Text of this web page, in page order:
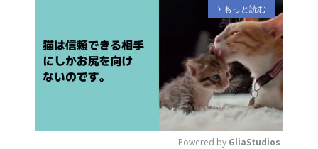
arrow_forward_ios もっと読む
Powered by GliaStudios